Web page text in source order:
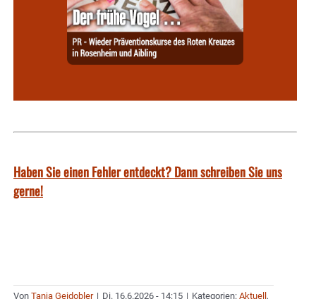
Haben Sie einen Fehler entdeckt? Dann schreiben Sie uns
gerne!
Von Tanja Geidobler | Di. 16.6.2026 - 14:15 | Kategorien: Aktuell ,